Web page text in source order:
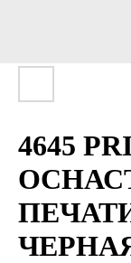
4645